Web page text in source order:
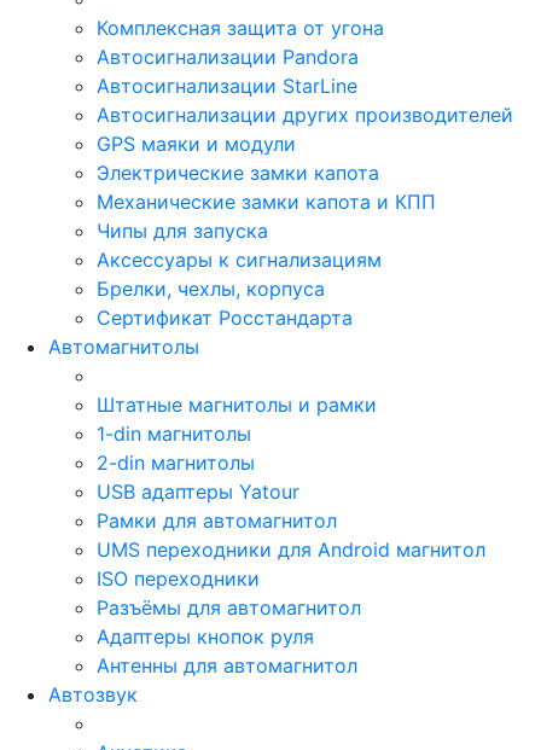
Комплексная защита от угона
Автосигнализации Pandora
Автосигнализации StarLine
Автосигнализации других производителей
GPS маяки и модули
Электрические замки капота
Механические замки капота и КПП
Чипы для запуска
Аксессуары к сигнализациям
Брелки, чехлы, корпуса
Сертификат Росстандарта
Автомагнитолы
Штатные магнитолы и рамки
1-din магнитолы
2-din магнитолы
USB адаптеры Yatour
Рамки для автомагнитол
UMS переходники для Android магнитол
ISO переходники
Разъёмы для автомагнитол
Адаптеры кнопок руля
Антенны для автомагнитол
Автозвук